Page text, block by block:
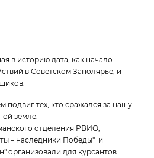
в историю дата, как начало
в Советском Заполярье, и
подвиг тех, кто сражался за нашу
земле.
отделения РВИО,
– наследники Победы" и
организовали для курсантов